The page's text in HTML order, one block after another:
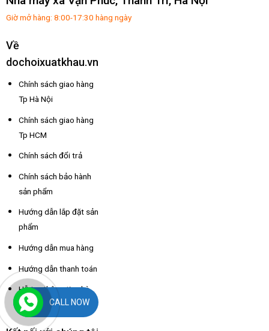
Giờ mở hàng: 8:00-17:30 hàng ngày
Về
dochoixuatkhau.vn
Chính sách giao hàng
Tp Hà Nội
Chính sách giao hàng
Tp HCM
Chính sách đổi trả
Chính sách bảo hành
sản phẩm
Hướng dẫn lắp đặt sản
phẩm
Hướng dẫn mua hàng
Hướng dẫn thanh toán
Hỗ trợ thông tin nhà
xe các tỉnhCALL NOW